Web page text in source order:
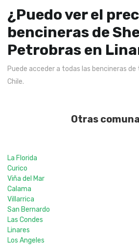
¿Puedo ver el
bencineras de
Petrobras en
Puede acceder a todas las bencineras
Chile.
Otras
La Florida
Curico
Viña del Mar
Calama
Villarrica
San Bernardo
Las Condes
Linares
Los Angeles